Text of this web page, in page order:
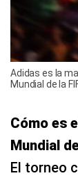
Adidas es la
Mundial de la
Cómo es
Mundial
El torneo